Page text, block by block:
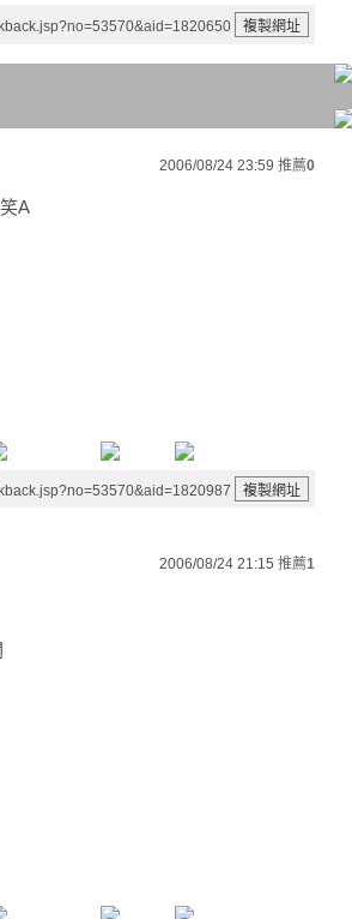
2006/08/24 23:59 推薦0
A
2006/08/24 21:15 推薦1